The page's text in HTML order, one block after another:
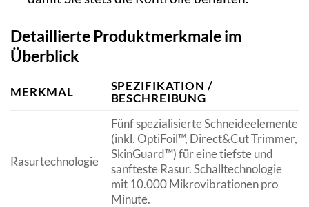
Detaillierte Produktmerkmale im
Überblick
MERKMAL
SPEZIFIKATION /
BESCHREIBUNG
Rasurtechnologie
Fünf spezialisierte Schneideelemente
(inkl. OptiFoil™, Direct&Cut Trimmer,
SkinGuard™) für eine tiefste und
sanfteste Rasur. Schalltechnologie
mit 10.000 Mikrovibrationen pro
Minute.